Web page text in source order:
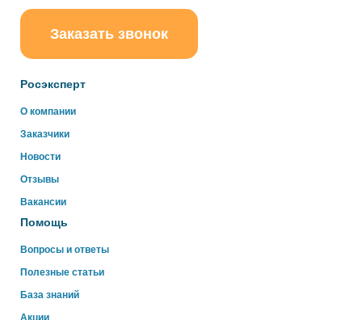
Росэксперт
О компании
Заказчики
Новости
Отзывы
Вакансии
Помощь
Вопросы и ответы
Полезные статьи
База знаний
Заказать звонок
online
Здравствуйте!
Свяжитесь с нами через WhatsApp нажав на кнопку
WhatsApp